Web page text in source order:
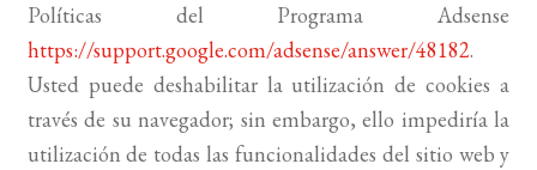
Políticas del Programa Adsense
https://support.google.com/adsense/answer/48182.
Usted puede deshabilitar la utilización de cookies a
través de su navegador; sin embargo, ello impediría la
utilización de todas las funcionalidades del sitio web y